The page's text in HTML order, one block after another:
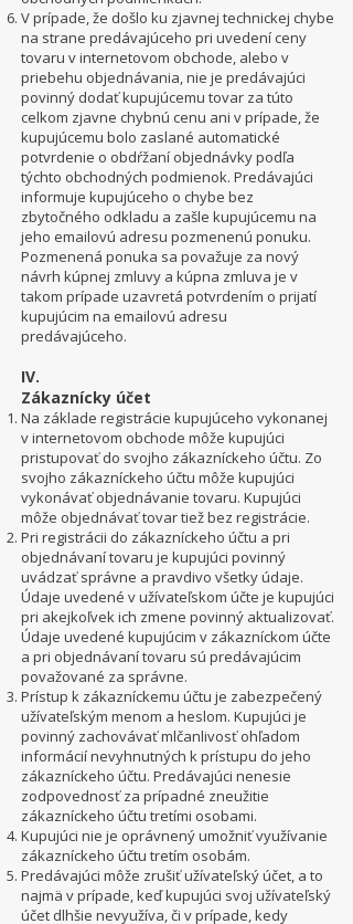
V prípade, že došlo ku zjavnej technickej chybe
na strane predávajúceho pri uvedení ceny
tovaru v internetovom obchode, alebo v
priebehu objednávania, nie je predávajúci
povinný dodať kupujúcemu tovar za túto
celkom zjavne chybnú cenu ani v prípade, že
kupujúcemu bolo zaslané automatické
potvrdenie o obdŕžaní objednávky podľa
týchto obchodných podmienok. Predávajúci
informuje kupujúceho o chybe bez
zbytočného odkladu a zašle kupujúcemu na
jeho emailovú adresu pozmenenú ponuku.
Pozmenená ponuka sa považuje za nový
návrh kúpnej zmluvy a kúpna zmluva je v
takom prípade uzavretá potvrdením o prijatí
kupujúcim na emailovú adresu
predávajúceho.
IV.
Zákaznícky účet
Na základe registrácie kupujúceho vykonanej
v internetovom obchode môže kupujúci
pristupovať do svojho zákazníckeho účtu. Zo
svojho zákazníckeho účtu môže kupujúci
vykonávať objednávanie tovaru. Kupujúci
môže objednávať tovar tiež bez registrácie.
Pri registrácii do zákazníckeho účtu a pri
objednávaní tovaru je kupujúci povinný
uvádzať správne a pravdivo všetky údaje.
Údaje uvedené v užívateľskom účte je kupujúci
pri akejkoľvek ich zmene povinný aktualizovať.
Údaje uvedené kupujúcim v zákazníckom účte
a pri objednávaní tovaru sú predávajúcim
považované za správne.
Prístup k zákazníckemu účtu je zabezpečený
užívateľským menom a heslom. Kupujúci je
povinný zachovávať mlčanlivosť ohľadom
informácií nevyhnutných k prístupu do jeho
zákazníckeho účtu. Predávajúci nenesie
zodpovednosť za prípadné zneužitie
zákazníckeho účtu tretími osobami.
Kupujúci nie je oprávnený umožniť využívanie
zákazníckeho účtu tretím osobám.
Predávajúci môže zrušiť užívateľský účet, a to
najmä v prípade, keď kupujúci svoj užívateľský
účet dlhšie nevyužíva, či v prípade, kedy